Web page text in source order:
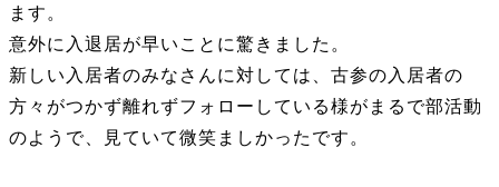
ます。
意外に入退居が早いことに驚きました。
新しい入居者のみなさんに対しては、古参の入居者の
方々がつかず離れずフォローしている様がまるで部活動
のようで、見ていて微笑ましかったです。